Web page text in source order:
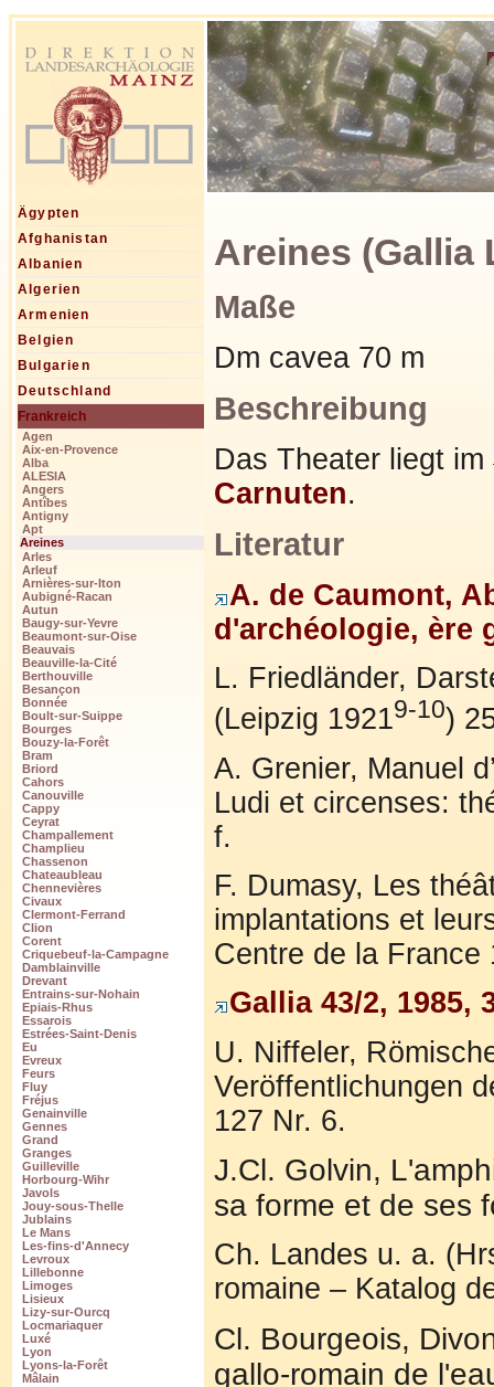
Ägypten
Afghanistan
Albanien
Algerien
Armenien
Belgien
Bulgarien
Deutschland
Frankreich
Agen
Aix-en-Provence
Alba
ALESIA
Angers
Antîbes
Antigny
Apt
Areines
Arles
Arleuf
Arnières-sur-Iton
Aubigné-Racan
Autun
Baugy-sur-Yevre
Beaumont-sur-Oise
Beauvais
Beauville-la-Cité
Berthouville
Besançon
Bonnée
Boult-sur-Suippe
Bourges
Bouzy-la-Forêt
Bram
Briord
Cahors
Canouville
Cappy
Ceyrat
Champallement
Champlieu
Chassenon
Chateaubleau
Chennevières
Civaux
Clermont-Ferrand
Clion
Corent
Criquebeuf-la-Campagne
Damblainville
Drevant
Entrains-sur-Nohain
Epiais-Rhus
Essarois
Estrées-Saint-Denis
Eu
Evreux
Feurs
Fluy
Fréjus
Genainville
Gennes
Grand
Granges
Guilleville
Horbourg-Wihr
Javols
Jouy-sous-Thelle
Jublains
Le Mans
Les-fins-d'Annecy
Levroux
Lillebonne
Limoges
Lisieux
Lizy-sur-Ourcq
Locmariaquer
Luxé
Lyon
Lyons-la-Forêt
Mâlain
Areines (Gallia
Maße
Dm cavea 70 m
Beschreibung
Das Theater liegt im
Carnuten.
Literatur
A. de Caumont,
d'archéologie, ère
L. Friedländer,
(Leipzig 19219-10)
A. Grenier, Manuel
Ludi et circenses:
f.
F. Dumasy, Les
implantations et
Centre de la France
Gallia 43/2, 1985,
U. Niffeler,
Veröffentlichungen
127 Nr. 6.
J.Cl. Golvin,
sa forme et de ses
Ch. Landes u. a.
romaine – Katalog
Cl. Bourgeois,
gallo-romain de